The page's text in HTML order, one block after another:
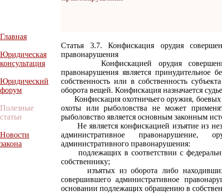
Главная
Юридическая
консультация
Юридический
форум
Полезные
статьи
Новости
закона
Статья 3.7. Конфискация орудия
правонарушения
Конфискацией орудия совершения
правонарушения является принудительное
собственность или в собственность
оборота вещей. Конфискация назначается
Конфискация охотничьего оружия, боевых
охоты или рыболовства не может
рыболовство является основным законным
Не является конфискацией изъятие из
административное правонарушение,
административного правонарушения:
подлежащих в соответствии с
собственнику;
изъятых из оборота либо
совершившего административное
основании подлежащих обращению в